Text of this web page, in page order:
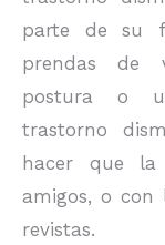
parte de su
prendas de
postura o
trastorno
hacer que la
amigos, o con
revistas.